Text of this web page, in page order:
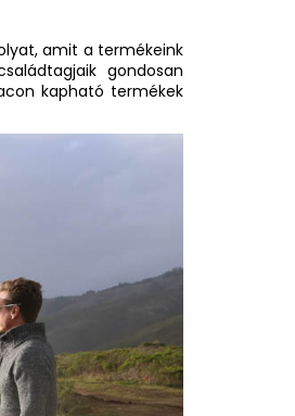
amit a termékeink
gondosan
kapható termékek